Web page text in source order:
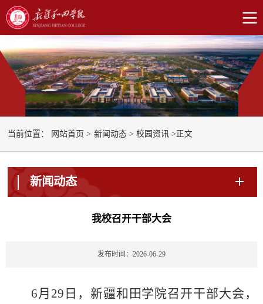
当前位置： 网站首页 > 新闻动态 > 校园资讯 >正文
新闻动态
我校召开干部大会
发布时间：2026-06-29
6月29日，新疆和田学院召开干部大会，